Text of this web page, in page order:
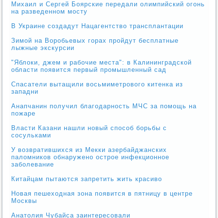
Михаил и Сергей Боярские передали олимпийский огонь
на разведенном мосту
В Украине создадут Нацагентство трансплантации
Зимой на Воробьевых горах пройдут бесплатные
лыжные экскурсии
"Яблоки, джем и рабочие места": в Калининградской
области появится первый промышленный сад
Спасатели вытащили восьмиметрового китенка из
западни
Анапчанин получил благодарность МЧС за помощь на
пожаре
Власти Казани нашли новый способ борьбы с
сосульками
У возвратившихся из Мекки азербайджанских
паломников обнаружено острое инфекционное
заболевание
Китайцам пытаются запретить жить красиво
Новая пешеходная зона появится в пятницу в центре
Москвы
Анатолия Чубайса заинтересовали